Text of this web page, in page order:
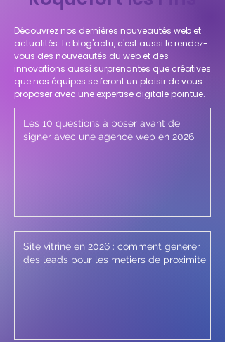
Découvrez nos dernières nouveautés web et
actualités. Le blog'actu, c'est aussi le rendez-
vous des nouveautés du web et des
innovations aussi surprenantes que créatives
que nos équipes se feront un plaisir de vous
proposer avec une expertise digitale pointue.
Les 10 questions à poser avant de
signer avec une agence web en 2026
Site vitrine en 2026 : comment generer
des leads pour les metiers de proximite